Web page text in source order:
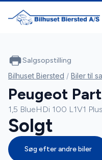
Salgsopstilling
Bilhuset Biersted / Biler til
Peugeot
1,5 BlueHDi 100 L1V1
Solgt
Søg efter andre biler